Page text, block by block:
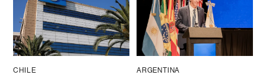
CHILE ARGENTINA